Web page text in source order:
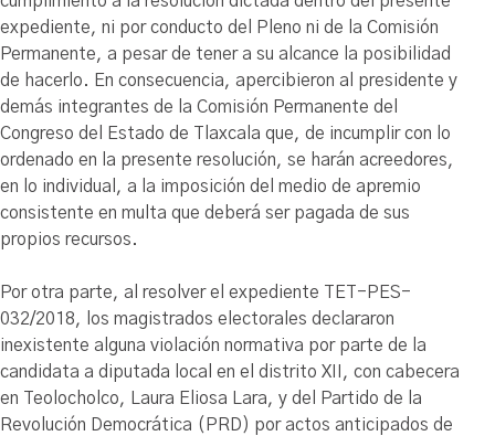
expediente, ni por conducto del Pleno ni de la Comisión
Permanente, a pesar de tener a su alcance la posibilidad
de hacerlo. En consecuencia, apercibieron al presidente y
demás integrantes de la Comisión Permanente del
Congreso del Estado de Tlaxcala que, de incumplir con lo
ordenado en la presente resolución, se harán acreedores,
en lo individual, a la imposición del medio de apremio
consistente en multa que deberá ser pagada de sus
propios recursos.
Por otra parte, al resolver el expediente TET-PES-
032/2018, los magistrados electorales declararon
inexistente alguna violación normativa por parte de la
candidata a diputada local en el distrito XII, con cabecera
en Teolocholco, Laura Eliosa Lara, y del Partido de la
Revolución Democrática (PRD) por actos anticipados de